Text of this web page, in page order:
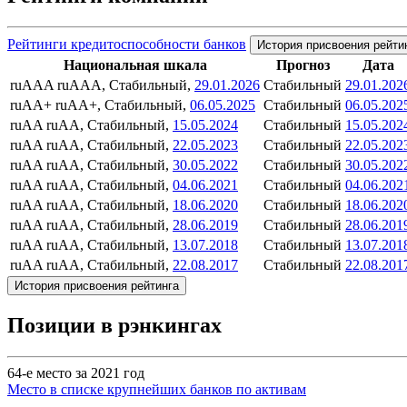
Рейтинги кредитоспособности банков История присвоения
Национальная шкала Прогноз
Дата
ruAAA ruAAA, Стабильный, 29.01.2026 Стабильный
ruAA+ ruAA+, Стабильный, 06.05.2025 Стабильный
ruAA ruAA, Стабильный, 15.05.2024 Стабильный
ruAA ruAA, Стабильный, 22.05.2023 Стабильный
ruAA ruAA, Стабильный, 30.05.2022 Стабильный
ruAA ruAA, Стабильный, 04.06.2021 Стабильный 04.06.2021
ruAA ruAA, Стабильный, 18.06.2020 Стабильный
ruAA ruAA, Стабильный, 28.06.2019 Стабильный
ruAA ruAA, Стабильный, 13.07.2018 Стабильный
ruAA ruAA, Стабильный, 22.08.2017 Стабильный
История присвоения рейтинга
Позиции в рэнкингах
64-е место за 2021 год
Место в списке крупнейших банков по активам